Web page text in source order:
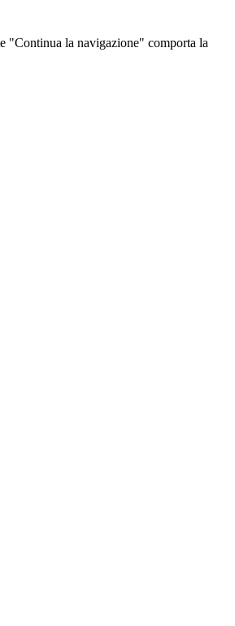
"Continua la navigazione" comporta la